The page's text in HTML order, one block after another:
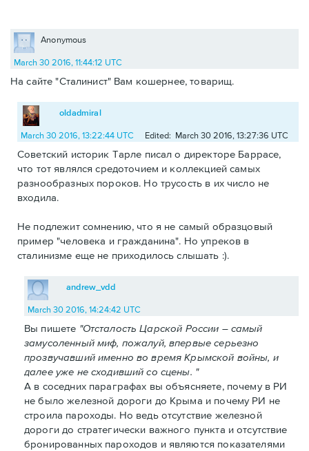
Anonymous
March 30 2016, 11:44:12 UTC
На сайте "Сталинист" Вам кошернее, товарищ.
oldadmiral
March 30 2016, 13:22:44 UTC Edited: March 30 2016, 13:27:36 UTC
Советский историк Тарле писал о директоре Баррасе,
что тот являлся средоточием и коллекцией самых
разнообразных пороков. Но трусость в их число не
входила.
Не подлежит сомнению, что я не самый образцовый
пример "человека и гражданина". Но упреков в
сталинизме еще не приходилось слышать :).
andrew_vdd
March 30 2016, 14:24:42 UTC
Вы пишете "Отсталость Царской России – самый
замусоленный миф, пожалуй, впервые серьезно
прозвучавший именно во время Крымской войны, и
далее уже не сходивший со сцены. "
А в соседних параграфах вы объясняете, почему в РИ
не было железной дороги до Крыма и почему РИ не
строила пароходы. Но ведь отсутствие железной
дороги до стратегически важного пункта и отсутствие
бронированных пароходов и являются показателями